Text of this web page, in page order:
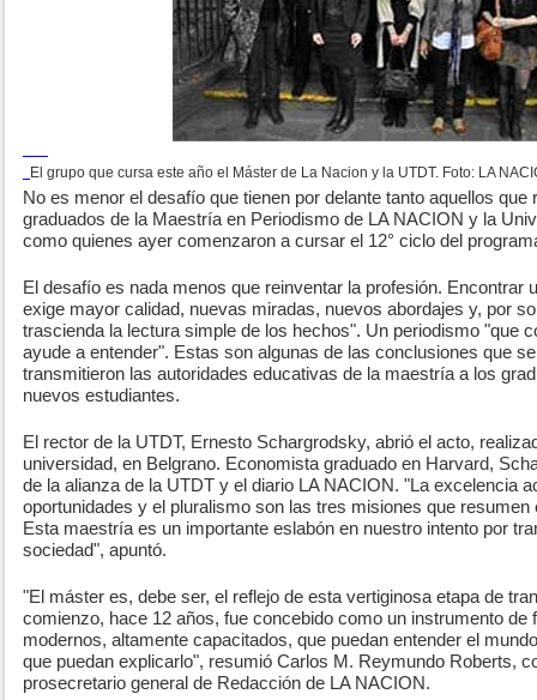
El grupo que cursa este año el Máster de La Nacion y la UTDT. Foto: LA
No es menor el desafío que tienen por delante tanto aquellos que
graduados de la Maestría en Periodismo de LA NACION y la
como quienes ayer comenzaron a cursar el 12° ciclo del
El desafío es nada menos que reinventar la profesión. Encontrar
exige mayor calidad, nuevas miradas, nuevos abordajes y, por
trascienda la lectura simple de los hechos". Un periodismo "que
ayude a entender". Estas son algunas de las conclusiones que
transmitieron las autoridades educativas de la maestría a los
nuevos estudiantes.
El rector de la UTDT, Ernesto Schargrodsky, abrió el acto,
universidad, en Belgrano. Economista graduado en Harvard,
de la alianza de la UTDT y el diario LA NACION. "La excelencia
oportunidades y el pluralismo son las tres misiones que
Esta maestría es un importante eslabón en nuestro intento por
sociedad", apuntó.
"El máster es, debe ser, el reflejo de esta vertiginosa etapa de
comienzo, hace 12 años, fue concebido como un instrumento de
modernos, altamente capacitados, que puedan entender el
que puedan explicarlo", resumió Carlos M. Reymundo Roberts,
prosecretario general de Redacción de LA NACION.